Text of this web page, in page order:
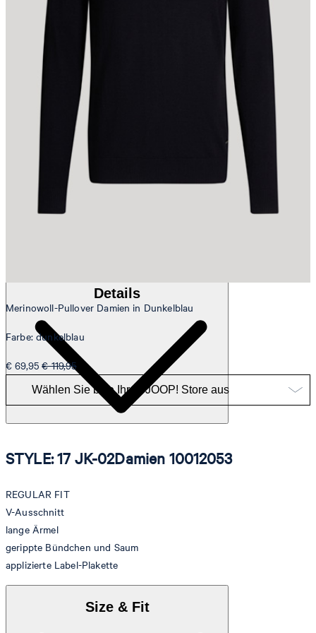
Merinowoll-Pullover Damien in Dunkelblau
Farbe: dunkelblau
€ 69,95 € 119,95
Details
STYLE: 17 JK-02Damien 10012053
REGULAR FIT
V-Ausschnitt
lange Ärmel
gerippte Bündchen und Saum
applizierte Label-Plakette
Size & Fit